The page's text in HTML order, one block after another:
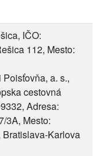
IČO:
112, Mesto:
a. s.,
cestovná
Adresa:
3A, Mesto:
Karlova